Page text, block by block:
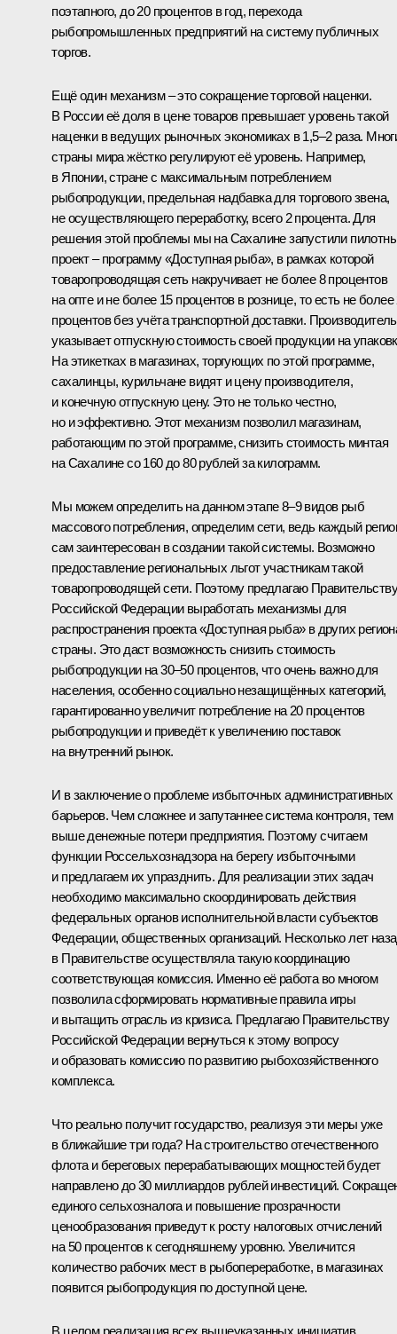
поэтапного, до 20 процентов в год, перехода
рыбопромышленных предприятий на систему публичных
торгов.
Ещё один механизм – это сокращение торговой наценки.
В России её доля в цене товаров превышает уровень такой
наценки в ведущих рыночных экономиках в 1,5–2 раза.
страны мира жёстко регулируют её уровень. Например,
в Японии, стране с максимальным потреблением
рыбопродукции, предельная надбавка для торгового звена,
не осуществляющего переработку, всего 2 процента. Для
решения этой проблемы мы на Сахалине запустили
проект – программу «Доступная рыба», в рамках которой
товаропроводящая сеть накручивает не более 8 процентов
на опте и не более 15 процентов в рознице, то есть не более
процентов без учёта транспортной доставки. Производитель
указывает отпускную стоимость своей продукции на
На этикетках в магазинах, торгующих по этой программе,
сахалинцы, курильчане видят и цену производителя,
и конечную отпускную цену. Это не только честно,
но и эффективно. Этот механизм позволил магазинам,
работающим по этой программе, снизить стоимость минтая
на Сахалине со 160 до 80 рублей за килограмм.
Мы можем определить на данном этапе 8–9 видов рыб
массового потребления, определим сети, ведь каждый
сам заинтересован в создании такой системы. Возможно
предоставление региональных льгот участникам такой
товаропроводящей сети. Поэтому предлагаю Правительству
Российской Федерации выработать механизмы для
распространения проекта «Доступная рыба» в других
страны. Это даст возможность снизить стоимость
рыбопродукции на 30–50 процентов, что очень важно для
населения, особенно социально незащищённых категорий,
гарантированно увеличит потребление на 20 процентов
рыбопродукции и приведёт к увеличению поставок
на внутренний рынок.
И в заключение о проблеме избыточных административных
барьеров. Чем сложнее и запутаннее система контроля, тем
выше денежные потери предприятия. Поэтому считаем
функции Россельхознадзора на берегу избыточными
и предлагаем их упразднить. Для реализации этих задач
необходимо максимально скоординировать действия
федеральных органов исполнительной власти субъектов
Федерации, общественных организаций. Несколько лет
в Правительстве осуществляла такую координацию
соответствующая комиссия. Именно её работа во многом
позволила сформировать нормативные правила игры
и вытащить отрасль из кризиса. Предлагаю Правительству
Российской Федерации вернуться к этому вопросу
и образовать комиссию по развитию рыбохозяйственного
комплекса.
Что реально получит государство, реализуя эти меры уже
в ближайшие три года? На строительство отечественного
флота и береговых перерабатывающих мощностей будет
направлено до 30 миллиардов рублей инвестиций.
единого сельхозналога и повышение прозрачности
ценообразования приведут к росту налоговых отчислений
на 50 процентов к сегодняшнему уровню. Увеличится
количество рабочих мест в рыбопереработке, в магазинах
появится рыбопродукция по доступной цене.
В целом реализация всех вышеуказанных инициатив,